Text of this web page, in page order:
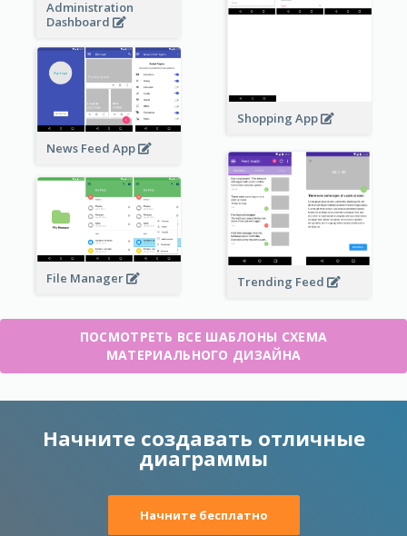
Administration
Dashboard
Shopping App
News Feed App
Trending Feed
File Manager
ПОСМОТРЕТЬ ВСЕ ШАБЛОНЫ СХЕМА
МАТЕРИАЛЬНОГО ДИЗАЙНА
Начните создавать отличные
диаграммы
Начните бесплатно